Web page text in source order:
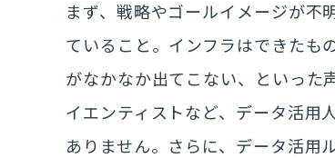
まず、戦略やゴールイメージが不
ていること。インフラはできたも
がなかなか出てこない、といった
イエンティストなど、データ活用
ありません。さらに、データ活用